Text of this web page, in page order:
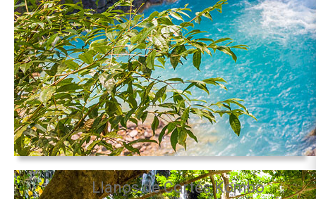
Llanos de Cortés Kombo